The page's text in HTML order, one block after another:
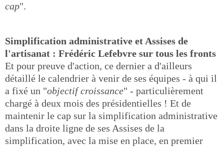
cap".
Simplification administrative et Assises de
l'artisanat : Frédéric Lefebvre sur tous les fronts
Et pour preuve d'action, ce dernier a d'ailleurs
détaillé le calendrier à venir de ses équipes - à qui il
a fixé un "objectif croissance" - particulièrement
chargé à deux mois des présidentielles ! Et de
maintenir le cap sur la simplification administrative
dans la droite ligne de ses Assises de la
simplification, avec la mise en place, en premier